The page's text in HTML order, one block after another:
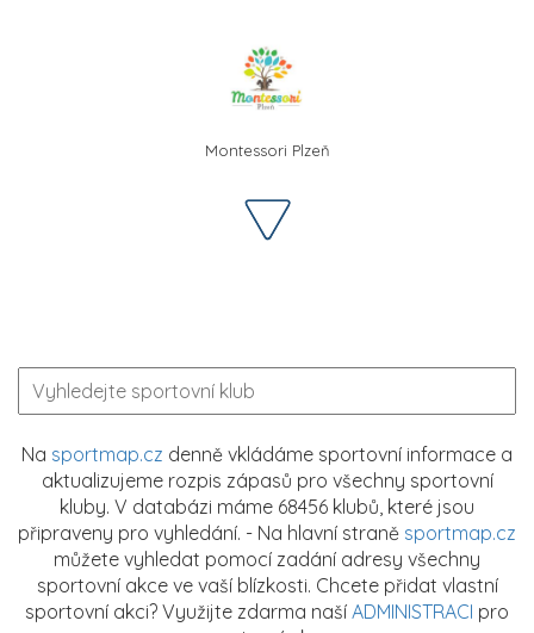
Montessori Plzeň
Na sportmap.cz denně vkládáme sportovní informace a
aktualizujeme rozpis zápasů pro všechny sportovní
kluby. V databázi máme 68456 klubů, které jsou
připraveny pro vyhledání. - Na hlavní straně sportmap.cz
můžete vyhledat pomocí zadání adresy všechny
sportovní akce ve vaší blízkosti. Chcete přidat vlastní
sportovní akci? Využijte zdarma naší ADMINISTRACI pro